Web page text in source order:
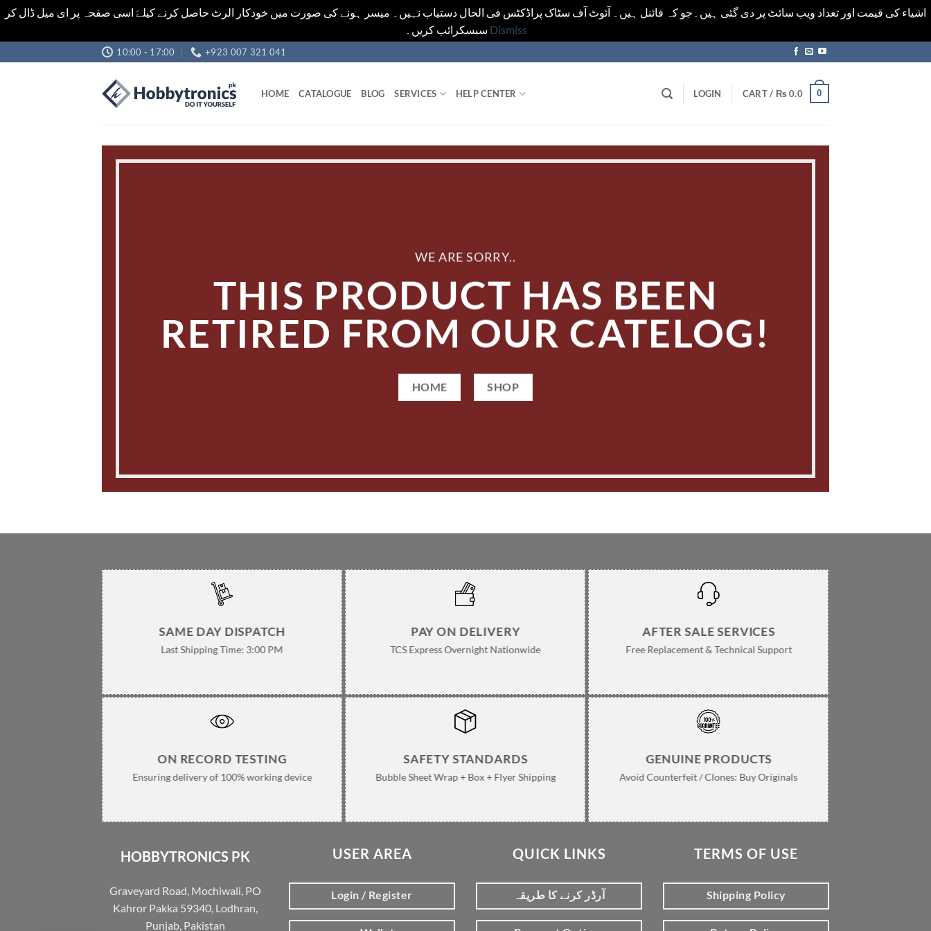
اشیاء کی قیمت اور تعداد ویب سائٹ پر دی گئی ہیں۔جو کہ فائنل ہیں۔ آئوٹ آف سٹاک پراڈکٹس فی الحال دستیاب نہیں۔ میسر ہونے کی صورت میں خودکار الرٹ حاصل کرنے کیلےَ اسی صفحہ پر ای میل ڈال کر
Dismiss
to
10:00 - 17:00 +923 007 321 041
HOME CATALOGUE BLOG SERVICES HELP CENTER LOGIN CART / ₨0.0 0
WE ARE SORRY..
THIS PRODUCT HAS BEEN
RETIRED FROM OUR CATELOG!
HOME SHOP
SAME DAY DISPATCH
Last Shipping Time: 3:00 PM
PAY ON DELIVERY
TCS Express Overnight Nationwide
AFTER SALE SERVICES
Free Replacement & Technical Support
ON RECORD TESTING
Ensuring delivery of 100% working device
SAFETY STANDARDS
Bubble Sheet Wrap + Box + Flyer Shipping
GENUINE PRODUCTS
Avoid Counterfeit / Clones: Buy Originals
HOBBYTRONICS PK
Graveyard Road, Mochiwali, PO
Kahror Pakka 59340, Lodhran,
Punjab, Pakistan
USER AREA
Login / Register
QUICK LINKS
آرڈر کرنے کا طریقہ
TERMS OF USE
Shipping Policy